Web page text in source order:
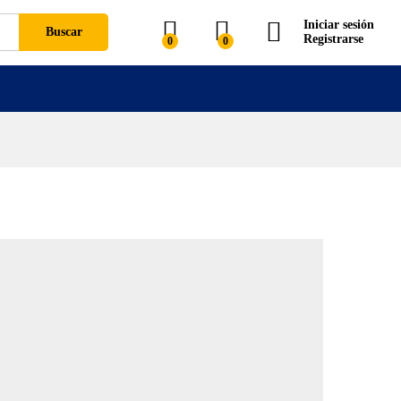
Buscar
0 0
Iniciar sesión
Registrarse